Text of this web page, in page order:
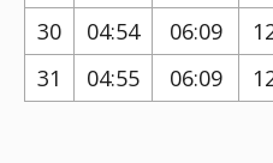
30
04:54 06:09
31
04:55 06:09